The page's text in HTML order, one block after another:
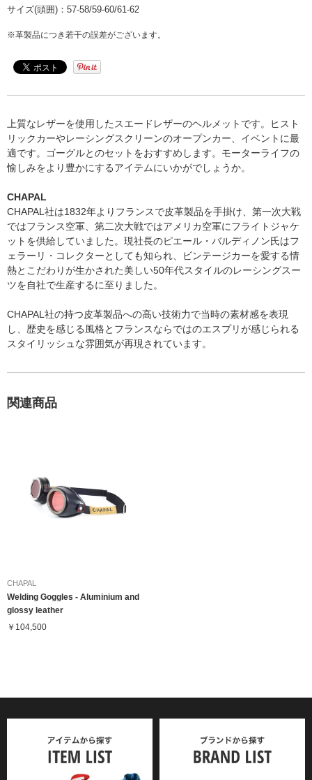
サイズ(頭囲)： 57-58/59-60/61-62
※革製品につき若干の誤差がございます。
上質なレザーを使用したスエードレザーのヘルメットです。ヒスト
リックカーやレーシングスクリーンのオープンカー、イベントに最
適です。ゴーグルとのセットをおすすめします。モーターライフの
愉しみをより豊かにするアイテムにいかがでしょうか。
CHAPAL
CHAPAL社は1832年よりフランスで皮革製品を手掛け、第一次大戦
ではフランス空軍、第二次大戦ではアメリカ空軍にフライトジャケ
ットを供給していました。現社長のピエール・バルディノン氏はフ
ェラーリ・コレクターとしても知られ、ビンテージカーを愛する情
熱とこだわりが生かされた美しい50年代スタイルのレーシングスー
ツを自社で生産するに至りました。
CHAPAL社の持つ皮革製品への高い技術力で当時の素材感を表現
し、歴史を感じる風格とフランスならではのエスプリが感じられる
スタイリッシュな雰囲気が再現されています。
関連商品
CHAPAL
Welding Goggles - Aluminium and
glossy leather
￥104,500